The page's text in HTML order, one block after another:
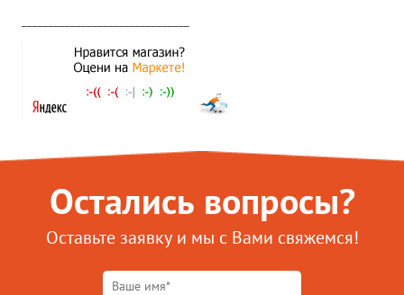
Остались вопросы?
Оставьте заявку и мы с Вами свяжемся!